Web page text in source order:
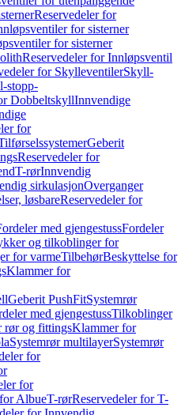
Reservedeler for
for sisterner
for sisterner
Reservedeler for Innløpsventil
for SkylleventilerSkyll-
stopp-
DobbeltskyllInnvendige
for
Geberit
Reservedeler for
T-rørInnvendig
sirkulasjonOverganger
løsbareReservedeler for
med gjengestussFordeler
og tilkoblinger for
for varmeTilbehørBeskyttelse for
Klammer for
Geberit PushFitSystemrør
med gjengestussTilkoblinger
rør og fittingsKlammer for
Systemrør multilayerSystemrør
for
for
AlbueT-rørReservedeler for T-